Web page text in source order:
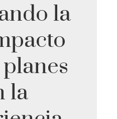
la
la